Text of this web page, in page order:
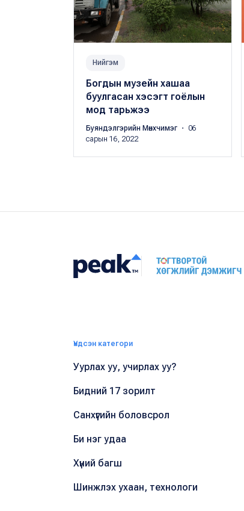
Нийгэм
Богдын музейн хашаа
буулгасан хэсэгт гоёлын
мод тарьжээ
Буяндэлгэрийн Мөнхчимэг ・ 06
сарын 16, 2022
Үндсэн категори
Уурлах уу, учирлах уу?
Бидний 17 зорилт
Санхүүгийн боловсрол
Би нэг удаа
Хүний багш
Шинжлэх ухаан, технологи